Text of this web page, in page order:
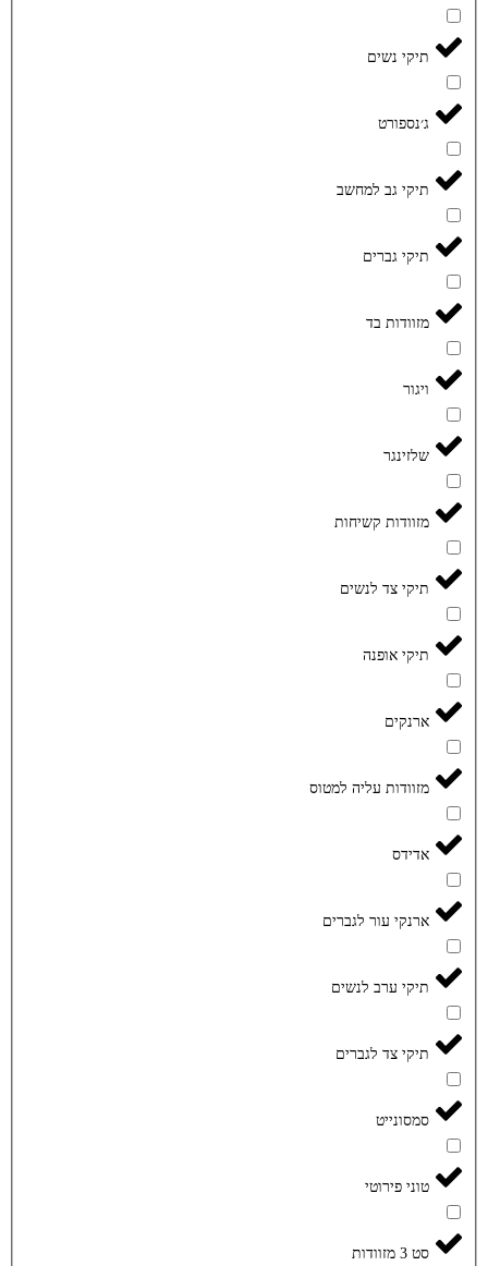
תיקי נשים
ג׳נספורט
תיקי גב למחשב
תיקי גברים
מזוודות בד
ויגור
שלזינגר
מזוודות קשיחות
תיקי צד לנשים
תיקי אופנה
ארנקים
מזוודות עליה למטוס
אדידס
ארנקי עור לגברים
תיקי ערב לנשים
תיקי צד לגברים
סמסונייט
טוני פירוטי
סט 3 מזוודות